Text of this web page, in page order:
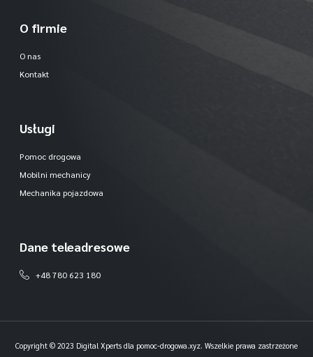
O firmie
O nas
Kontakt
Usługi
Pomoc drogowa
Mobilni mechanicy
Mechanika pojazdowa
Dane teleadresowe
+48 780 623 180
Copyright © 2023 Digital Xperts dla pomoc-drogowa.xyz. Wszelkie prawa zastrzeżone